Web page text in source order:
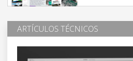
ARTÍCULOS TÉCNICOS